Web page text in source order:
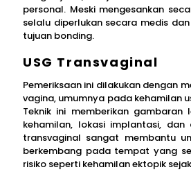
personal. Meski mengesankan
selalu diperlukan secara medis
tujuan bonding.
USG Transvaginal
Pemeriksaan ini dilakukan dengan
vagina, umumnya pada kehamilan
Teknik ini memberikan
kehamilan, lokasi implantasi, dan
transvaginal sangat membantu
berkembang pada tempat yang
risiko seperti kehamilan ektopik